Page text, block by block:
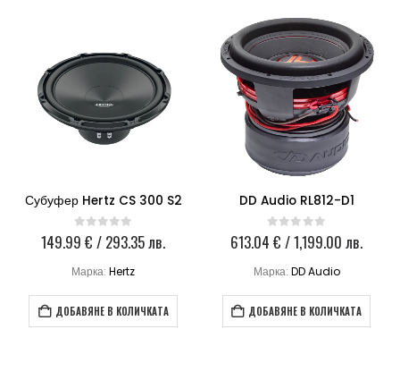
Субуфер Hertz CS 300 S2
0out of 5
149.99€ / 293.35 лв.
Марка:Hertz
ДОБАВЯНЕ В КОЛИЧКАТА
DD Audio RL812-D1
0 out of 5
613.04€ / 1,199.00 лв.
Марка: DD Audio
ДОБАВЯНЕ В КОЛИЧКАТА